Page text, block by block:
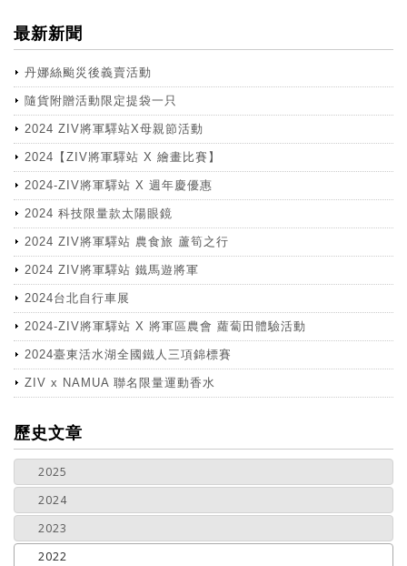
最新新聞
丹娜絲颱災後義賣活動
隨貨附贈活動限定提袋一只
2024 ZIV將軍驛站X母親節活動
2024【ZIV將軍驛站 X 繪畫比賽】
2024-ZIV將軍驛站 X 週年慶優惠
2024 科技限量款太陽眼鏡
2024 ZIV將軍驛站 農食旅 蘆筍之行
2024 ZIV將軍驛站 鐵馬遊將軍
2024台北自行車展
2024-ZIV將軍驛站 X 將軍區農會 蘿蔔田體驗活動
2024臺東活水湖全國鐵人三項錦標賽
ZIV x NAMUA 聯名限量運動香水
more
歷史文章
2025
2024
2023
2022